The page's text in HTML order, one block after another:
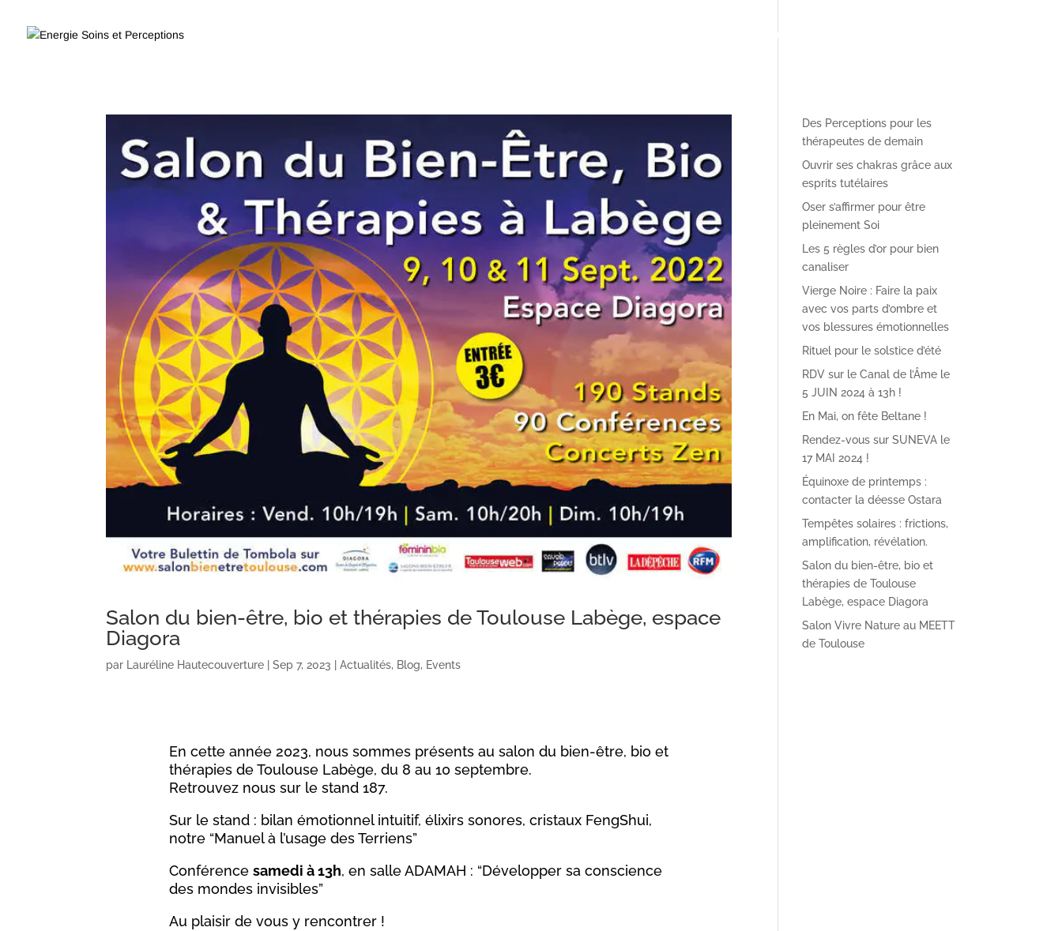
✴︎ L’équipe pédagogique
Salon du bien-être, bio et thérapies de Toulouse Labège, espace
Diagora
par Lauréline Hautecouverture |Sep 7, 2023 |Actualités, Blog, Events
En cette année 2023, nous sommes présents au salon du bien-être, bio et
thérapies de Toulouse Labège, du 8 au 10 septembre.
Retrouvez nous sur le stand 187.
Sur le stand : bilan émotionnel intuitif, élixirs sonores, cristaux FengShui,
notre “Manuel à l’usage des Terriens”
Conférence samedi à 13h, en salle ADAMAH : “Développer sa conscience
des mondes invisibles”
Au plaisir de vous y rencontrer !
Des Perceptions pour les
thérapeutes de demain
Ouvrir ses chakras grâce aux
esprits tutélaires
Oser s’affirmer pour être
pleinement Soi
Les 5 règles d’or pour bien
canaliser
Vierge Noire : Faire la paix
avec vos parts d’ombre et
vos blessures émotionnelles
Rituel pour le solstice d’été
RDV sur le Canal de l’Âme le
5 JUIN 2024 à 13h !
En Mai, on fête Beltane !
Rendez-vous sur SUNEVA le
17 MAI 2024 !
Équinoxe de printemps :
contacter la déesse Ostara
Tempêtes solaires : frictions,
amplification, révélation.
Salon du bien-être, bio et
thérapies de Toulouse
Labège, espace Diagora
Salon Vivre Nature au MEETT
de Toulouse